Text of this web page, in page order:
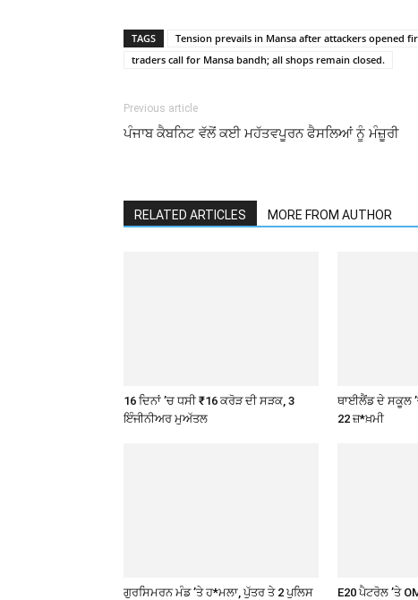
TAGS
Tension prevails in Mansa after attackers opened
traders call for Mansa bandh; all shops remain closed.
Previous article
ਪੰਜਾਬ ਕੈਬਨਿਟ ਵੱਲੋਂ ਕਈ ਮਹੱਤਵਪੂਰਨ ਫੈਸਲਿਆਂ ਨੂੰ ਮੰਜ਼ੂਰੀ
RELATED ARTICLES MORE FROM AUTHOR
16 ਦਿਨਾਂ ’ਚ ਧਸੀ ₹16 ਕਰੋੜ ਦੀ ਸੜਕ, 3
ਇੰਜੀਨੀਅਰ ਮੁਅੱਤਲ
ਥਾਈਲੈਂਡ ਦੇ ਸਕੂਲ
22 ਜ਼*ਖ਼ਮੀ
ਗੁਰਸਿਮਰਨ ਮੰਡ ’ਤੇ ਹ*ਮਲਾ, ਪੁੱਤਰ ਤੇ 2 ਪੁਲਿਸ
E20 ਪੈਟਰੋਲ ’ਤੇ